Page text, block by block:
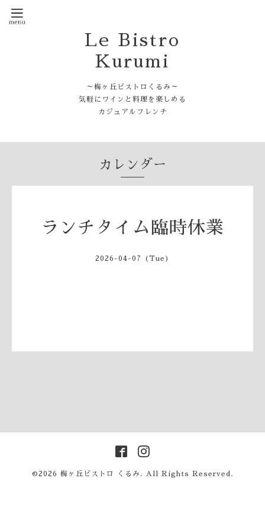
Le Bistro
Kurumi
～梅ヶ丘ビストロくるみ～
気軽にワインと料理を楽しめる
カジュアルフレンチ
カレンダー
ランチタイム臨時休業
2026-04-07 (Tue)
©2026 梅ヶ丘ビストロ くるみ . All Rights Reserved.